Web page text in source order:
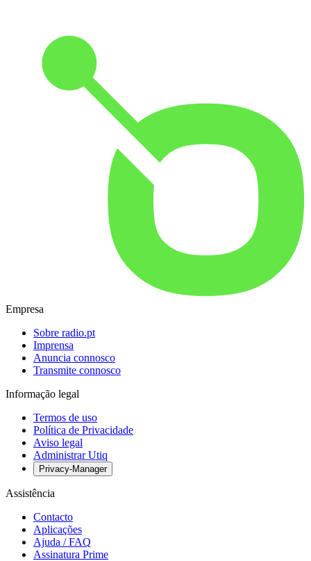
Empresa
Sobre radio.pt
Imprensa
Anuncia connosco
Transmite connosco
Informação legal
Termos de uso
Política de Privacidade
Aviso legal
Administrar Utiq
Privacy-Manager
Assistência
Contacto
Aplicações
Ajuda / FAQ
Assinatura Prime